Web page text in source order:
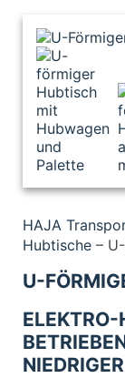
HAJA
Hubtische –
U-